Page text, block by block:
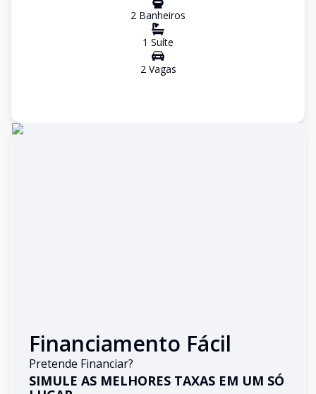
2 Banheiros
1 Suíte
2Vagas
Financiamento Fácil
Pretende Financiar?
SIMULE AS MELHORES TAXAS EM UM SÓ